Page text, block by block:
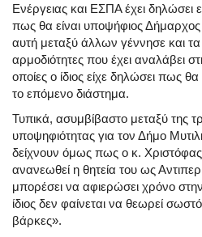
Ενέργειας και ΕΣΠΑ έχει δηλώσει
πως θα είναι υποψήφιος
αυτή μεταξύ άλλων γέννησε και
αρμοδιότητες που έχει αναλάβει
οποίες ο ίδιος είχε δηλώσει πως
το επόμενο διάστημα.
Τυπικά, ασυμβίβαστο μεταξύ της
υποψηφιότητας για τον Δήμο
δείχνουν όμως πως ο κ. Χριστόφας
ανανεωθεί η θητεία του ως
μπορέσει να αφιερώσει χρόνο
ίδιος δεν φαίνεται να θεωρεί
βάρκες».